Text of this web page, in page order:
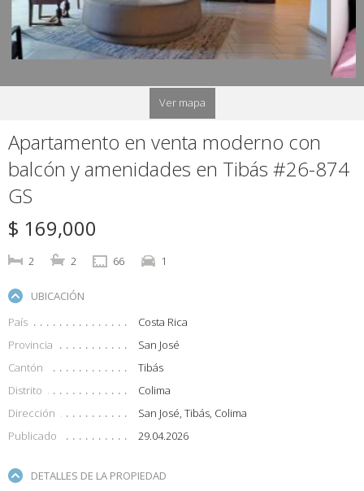
Ver mapa
Apartamento en venta moderno con
balcón y amenidades en Tibás #26-874
GS
$ 169,000
2 2 66 1
UBICACIÓN
País
Costa Rica
Provincia
San José
Cantón
Tibás
Distrito
Colima
Dirección
San José, Tibás, Colima
Publicado
29.04.2026
DETALLES DE LA PROPIEDAD